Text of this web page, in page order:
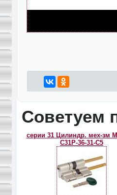
Советуем
серии 31 Цилиндр. мех-зм
C31P-36-31-C5